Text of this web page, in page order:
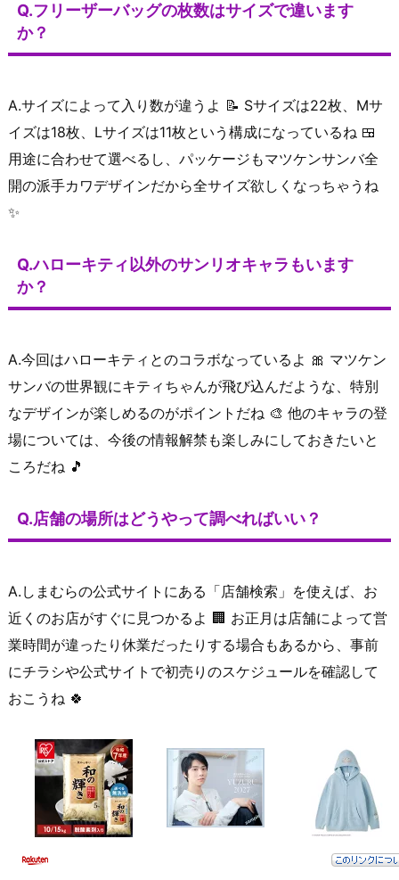
Q.フリーザーバッグの枚数はサイズで違います
か？
A.サイズによって入り数が違うよ 📝 Sサイズは22枚、Mサ
イズは18枚、Lサイズは11枚という構成になっているね 🍱
用途に合わせて選べるし、パッケージもマツケンサンバ全
開の派手カワデザインだから全サイズ欲しくなっちゃうね
✨
Q.ハローキティ以外のサンリオキャラもいます
か？
A.今回はハローキティとのコラボなっているよ 🎀 マツケン
サンバの世界観にキティちゃんが飛び込んだような、特別
なデザインが楽しめるのがポイントだね 🎨 他のキャラの登
場については、今後の情報解禁も楽しみにしておきたいと
ころだね 🎵
Q.店舗の場所はどうやって調べればいい？
A.しまむらの公式サイトにある「店舗検索」を使えば、お
近くのお店がすぐに見つかるよ 🏢 お正月は店舗によって営
業時間が違ったり休業だったりする場合もあるから、事前
にチラシや公式サイトで初売りのスケジュールを確認して
おこうね 🍀